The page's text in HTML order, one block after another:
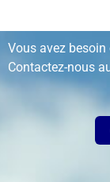
Vous avez besoin
Contactez-nous